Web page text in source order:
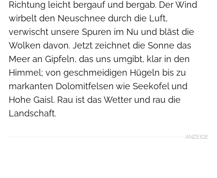
Richtung leicht bergauf und bergab. Der Wind
wirbelt den Neuschnee durch die Luft,
verwischt unsere Spuren im Nu und bläst die
Wolken davon. Jetzt zeichnet die Sonne das
Meer an Gipfeln, das uns umgibt, klar in den
Himmel; von geschmeidigen Hügeln bis zu
markanten Dolomitfelsen wie Seekofel und
Hohe Gaisl. Rau ist das Wetter und rau die
Landschaft.
ANZEIGE